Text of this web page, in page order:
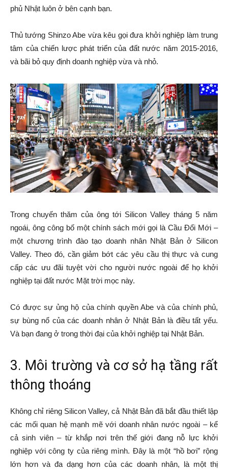
phủ Nhật luôn ở bên cạnh bạn.
Thủ tướng Shinzo Abe vừa kêu gọi đưa khởi nghiệp làm trung
tâm của chiến lược phát triển của đất nước năm 2015-2016,
và bãi bỏ quy định doanh nghiệp vừa và nhỏ.
Trong chuyến thăm của ông tới Silicon Valley tháng 5 năm
ngoái, ông công bố một chính sách mới gọi là Cầu Đổi Mới –
một chương trình đào tạo doanh nhân Nhật Bản ở Silicon
Valley. Theo đó, cần giảm bớt các yêu cầu thị thực và cung
cấp các ưu đãi tuyệt vời cho người nước ngoài để họ khởi
nghiệp tại đất nước Mặt trời mọc này.
Có được sự ủng hộ của chính quyền Abe và của chính phủ,
sự bùng nổ của các doanh nhân ở Nhật Bản là điều tất yếu.
Và bạn đang ở trong thời đại của khởi nghiệp tại Nhật Bản.
3. Môi trường và cơ sở hạ tầng rất
thông thoáng
Không chỉ riêng Silicon Valley, cả Nhật Bản đã bắt đầu thiết lập
các mối quan hệ mạnh mẽ với doanh nhân nước ngoài – kể
cả sinh viên – từ khắp nơi trên thế giới đang nỗ lực khởi
nghiệp với công ty của riêng mình. Đây là một “hồ bơi” rộng
lớn hơn và đa dạng hơn của các doanh nhân, là một thị